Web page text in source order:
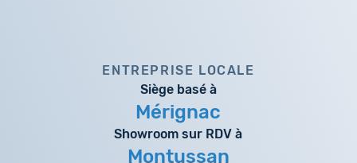
ENTREPRISE LOCALE
Siège basé à
Mérignac
Showroom sur RDV à
Montussan